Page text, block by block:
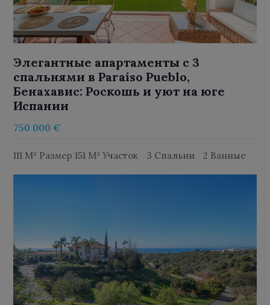
Элегантные апартаменты с 3
спальнями в Paraíso Pueblo,
Бенахавис: Роскошь и уют на юге
Испании
750 000 €
111 M² Размер 151 M² Участок 3 Спальни 2 Ванные